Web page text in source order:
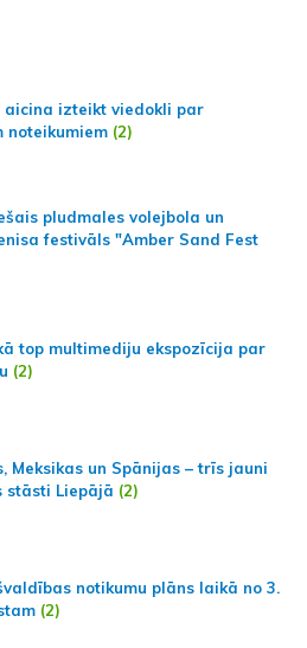
aicina izteikt viedokli par
noteikumiem (2)
pludmales volejbola un
festivāls "Amber Sand Fest
top multimediju ekspozīcija par
(2)
Meksikas un Spānijas – trīs jauni
stāsti Liepājā (2)
notikumu plāns laikā no 3.
(2)